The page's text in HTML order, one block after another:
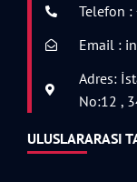
Telefon
Email :
Adres:
No:12 ,
ULUSLARARASI